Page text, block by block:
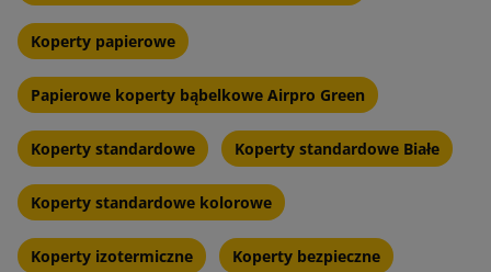
Koperty papierowe
Papierowe koperty bąbelkowe Airpro Green
Koperty standardowe Koperty standardowe Białe
Koperty standardowe kolorowe
Koperty izotermiczne Koperty bezpieczne